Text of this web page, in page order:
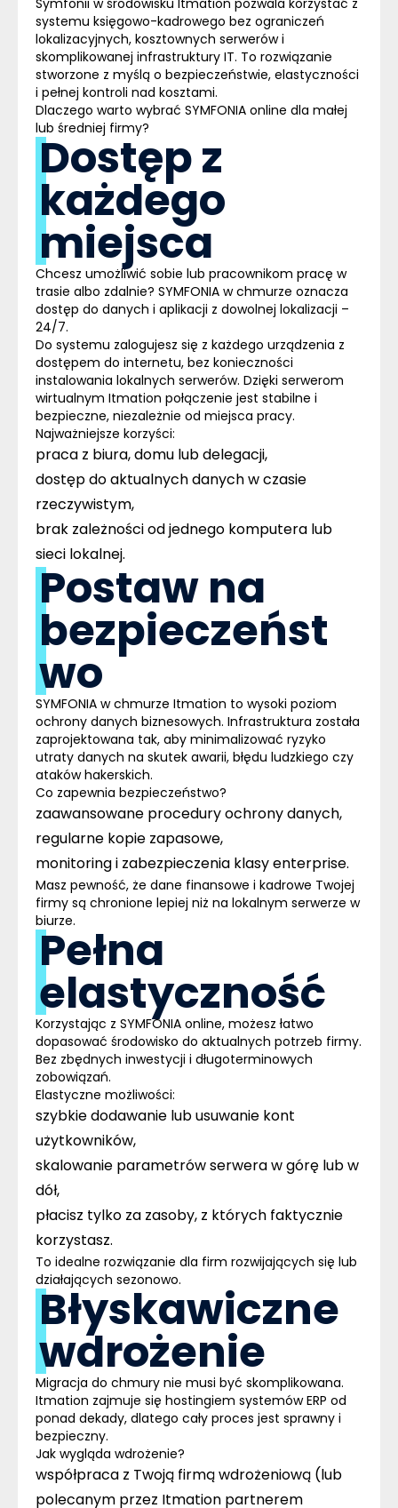
systemu księgowo-kadrowego bez ograniczeń
lokalizacyjnych, kosztownych serwerów i
skomplikowanej infrastruktury IT. To rozwiązanie
stworzone z myślą o bezpieczeństwie, elastyczności
i pełnej kontroli nad kosztami.
Dlaczego warto wybrać SYMFONIA online dla małej
lub średniej firmy?
Dostęp z
każdego
miejsca
Chcesz umożliwić sobie lub pracownikom pracę w
trasie albo zdalnie? SYMFONIA w chmurze oznacza
dostęp do danych i aplikacji z dowolnej lokalizacji –
24/7.
Do systemu zalogujesz się z każdego urządzenia z
dostępem do internetu, bez konieczności
instalowania lokalnych serwerów. Dzięki serwerom
wirtualnym Itmation połączenie jest stabilne i
bezpieczne, niezależnie od miejsca pracy.
Najważniejsze korzyści:
praca z biura, domu lub delegacji,
dostęp do aktualnych danych w czasie
rzeczywistym,
brak zależności od jednego komputera lub
sieci lokalnej.
Postaw na
bezpieczeńst
wo
SYMFONIA w chmurze Itmation to wysoki poziom
ochrony danych biznesowych. Infrastruktura została
zaprojektowana tak, aby minimalizować ryzyko
utraty danych na skutek awarii, błędu ludzkiego czy
ataków hakerskich.
Co zapewnia bezpieczeństwo?
zaawansowane procedury ochrony danych,
regularne kopie zapasowe,
monitoring i zabezpieczenia klasy enterprise.
Masz pewność, że dane finansowe i kadrowe Twojej
firmy są chronione lepiej niż na lokalnym serwerze w
biurze.
Pełna
elastyczność
Korzystając z SYMFONIA online, możesz łatwo
dopasować środowisko do aktualnych potrzeb firmy.
Bez zbędnych inwestycji i długoterminowych
zobowiązań.
Elastyczne możliwości:
szybkie dodawanie lub usuwanie kont
użytkowników,
skalowanie parametrów serwera w górę lub w
dół,
płacisz tylko za zasoby, z których faktycznie
korzystasz.
To idealne rozwiązanie dla firm rozwijających się lub
działających sezonowo.
Błyskawiczne
wdrożenie
Migracja do chmury nie musi być skomplikowana.
Itmation zajmuje się hostingiem systemów ERP od
ponad dekady, dlatego cały proces jest sprawny i
bezpieczny.
Jak wygląda wdrożenie?
współpraca z Twoją firmą wdrożeniową (lub
polecanym przez Itmation partnerem